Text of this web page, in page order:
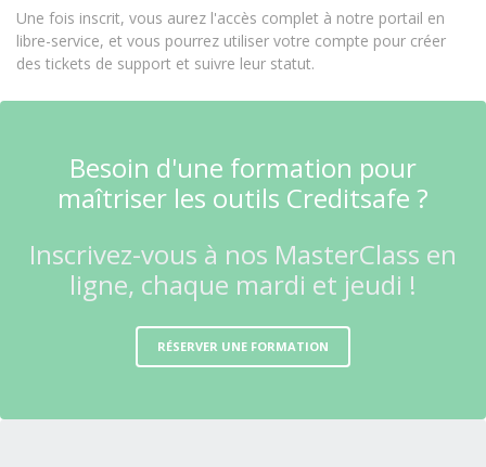
Une fois inscrit, vous aurez l'accès complet à notre portail en
libre-service, et vous pourrez utiliser votre compte pour créer
des tickets de support et suivre leur statut.
Besoin d'une formation pour
maîtriser les outils Creditsafe ?
Inscrivez-vous à nos MasterClass en
ligne, chaque mardi et jeudi !
RÉSERVER UNE FORMATION